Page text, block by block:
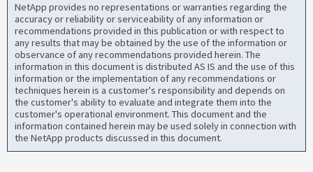
NetApp provides no representations or warranties regarding the
accuracy or reliability or serviceability of any information or
recommendations provided in this publication or with respect to
any results that may be obtained by the use of the information or
observance of any recommendations provided herein. The
information in this document is distributed AS IS and the use of this
information or the implementation of any recommendations or
techniques herein is a customer's responsibility and depends on
the customer's ability to evaluate and integrate them into the
customer's operational environment. This document and the
information contained herein may be used solely in connection with
the NetApp products discussed in this document.